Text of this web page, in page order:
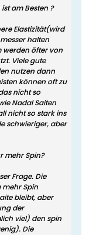
am Besten ?
Elastizität(wird
halten
werden öfter von
Viele gute
nutzen dann
können oft zu
nicht so
Nadal Saiten
nicht so stark ins
schwieriger, aber
mehr Spin?
Frage. Die
mehr Spin
bleibt, aber
der
viel) den spin
Die